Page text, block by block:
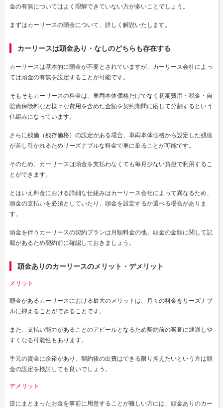
金の有無についてはよく理解できていない方が多いことでしょう。
まずはカーリースの頭金について、詳しく解説いたします。
カーリースは頭金あり・なしのどちらも存在する
カーリースは基本的に頭金が不要とされていますが、カーリース会社によっ
ては頭金の有無を設定することが可能です。
そもそもカーリースの料金は、車両本体価格だけでなく初期費用・税金・自
賠責保険料など様々な費用を含めた金額を契約期間に応じて分割するという
仕組みになっています。
さらに残価（残存価格）の設定がある場合、車両本体価格から設定した残価
が差し引かれるためリーズナブルな料金で車に乗ることが可能です。
そのため、カーリースは頭金を支払わなくても毎月少ない負担で利用するこ
とができます。
とはいえ料金における詳細な仕組みはカーリース会社によって異なるため、
頭金の支払いを必須としていたり、頭金を設定するか選べる場合がありま
す。
頭金を伴うカーリースの契約プランは月額料金の他、頭金の金額に関して記
載があるため契約前に確認しておきましょう。
頭金ありのカーリースのメリット・デメリット
メリット
頭金があるカーリースにおける最大のメリットは、月々の料金をリーズナブ
ルに抑えることができることです。
また、支払い能力があることのアピールとなるため契約前の審査に通過しや
すくなる可能性もあります。
手元の資金に余裕があり、契約後の出費はできる限り抑えたいという方は頭
金の設定を検討しても良いでしょう。
デメリット
逆にまとまったお金を事前に用意することが難しい方には、頭金ありのカー